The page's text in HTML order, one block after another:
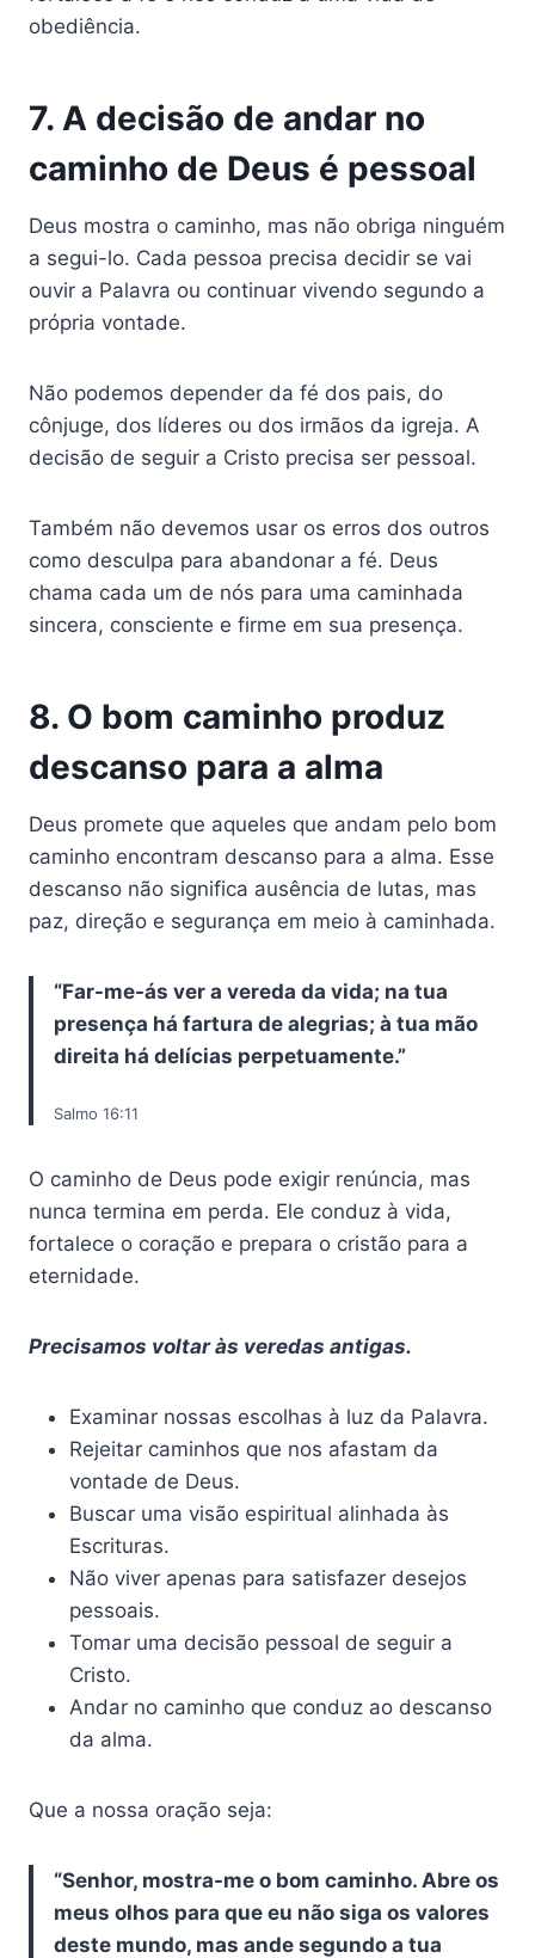
obediência.
7. A decisão de andar no
caminho de Deus é pessoal
Deus mostra o caminho, mas não obriga ninguém
a segui-lo. Cada pessoa precisa decidir se vai
ouvir a Palavra ou continuar vivendo segundo a
própria vontade.
Não podemos depender da fé dos pais, do
cônjuge, dos líderes ou dos irmãos da igreja. A
decisão de seguir a Cristo precisa ser pessoal.
Também não devemos usar os erros dos outros
como desculpa para abandonar a fé. Deus
chama cada um de nós para uma caminhada
sincera, consciente e firme em sua presença.
8. O bom caminho produz
descanso para a alma
Deus promete que aqueles que andam pelo bom
caminho encontram descanso para a alma. Esse
descanso não significa ausência de lutas, mas
paz, direção e segurança em meio à caminhada.
“Far-me-ás ver a vereda da vida; na tua
presença há fartura de alegrias; à tua mão
direita há delícias perpetuamente.”
Salmo 16:11
O caminho de Deus pode exigir renúncia, mas
nunca termina em perda. Ele conduz à vida,
fortalece o coração e prepara o cristão para a
eternidade.
Precisamos voltar às veredas antigas.
Examinar nossas escolhas à luz da Palavra.
Rejeitar caminhos que nos afastam da
vontade de Deus.
Buscar uma visão espiritual alinhada às
Escrituras.
Não viver apenas para satisfazer desejos
pessoais.
Tomar uma decisão pessoal de seguir a
Cristo.
Andar no caminho que conduz ao descanso
da alma.
Que a nossa oração seja:
“Senhor, mostra-me o bom caminho. Abre os
meus olhos para que eu não siga os valores
deste mundo, mas ande segundo a tua